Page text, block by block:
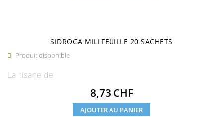
SIDROGA MILLFEUILLE 20 SACHETS
 Produit disponible
La tisane de
Prix
8,73 CHF
AJOUTER AU PANIER